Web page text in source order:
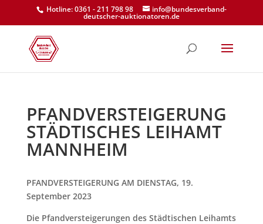
Hotline: 0361 - 211 798 98 info@bundesverband-
deutscher-auktionatoren.de
PFANDVERSTEIGERUNG
STÄDTISCHES LEIHAMT
MANNHEIM
PFANDVERSTEIGERUNG AM DIENSTAG, 19.
September 2023
Die Pfandversteigerungen des Städtischen Leihamts